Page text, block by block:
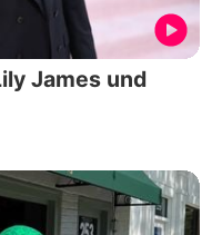
James und